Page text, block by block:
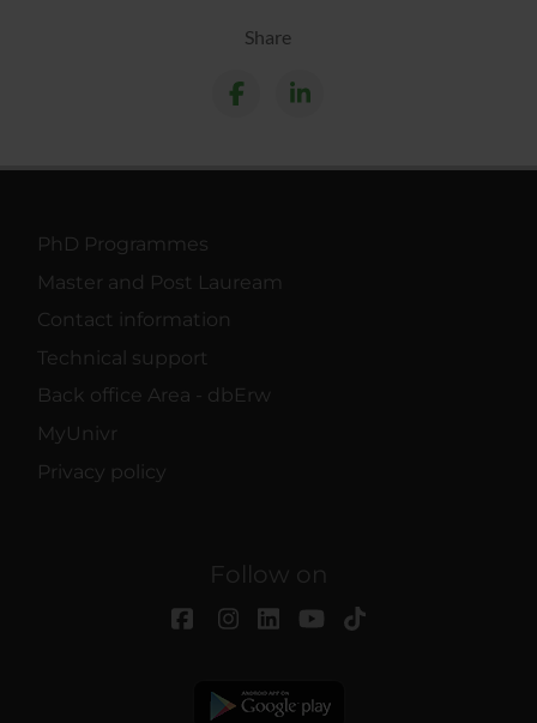
Share
PhD Programmes
Master and Post Lauream
Contact information
Technical support
Back office Area - dbErw
MyUnivr
Privacy policy
Follow on